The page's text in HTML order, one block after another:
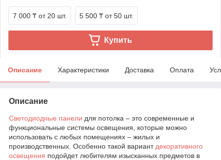
7 000 ₸ от 20 шт. 5 500 ₸ от 50 шт.
Купить
Описание Характеристики Доставка Оплата
Описание
Светодиодные панели для потолка – это современные и
функциональные системы освещения, которые можно
использовать с любых помещениях – жилых и
производственных. Особенно такой вариант декоративного
освещения подойдет любителям изысканных предметов в